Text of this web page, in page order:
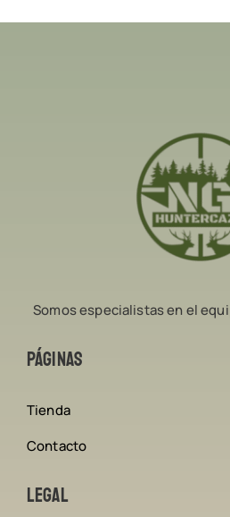
Somos especialistas en el
Páginas
Tienda
Contacto
Legal